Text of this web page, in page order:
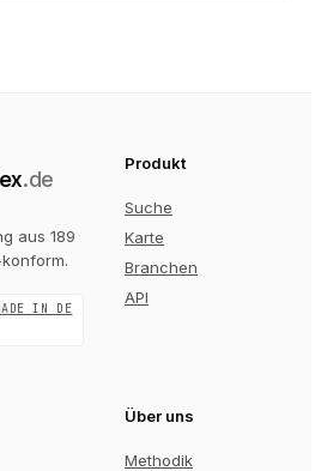
.de
aus 189
konform.
IN DE
Produkt
Suche
Karte
Branchen
API
Über uns
Methodik